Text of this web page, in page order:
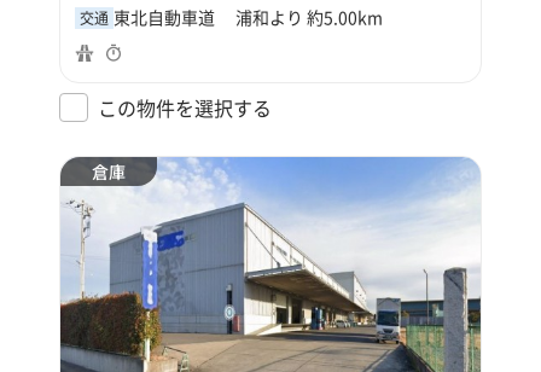
交通 東北自動車道 浦和より 約5.00km
この物件を選択する
倉庫